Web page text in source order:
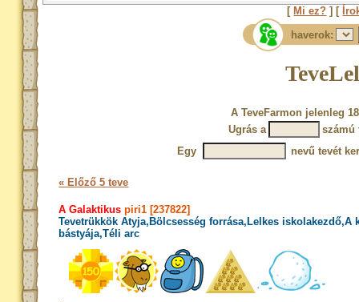
[ Mi ez? ] [
haverok:
A TeveFarmon jelenleg
Ugrás a
számú
Egy
nevű tevét
« Előző 5 teve
A Galaktikus piri1 [237822]
Tevetrükkök Atyja,Bölcsesség forrása,Lelkes iskolakezdő,A
bástyája,Téli arc